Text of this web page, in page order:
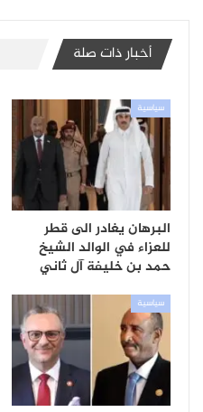
أخبار ذات صلة
سياسية
البرهان يغادر الى قطر
للعزاء في الوالد الشيخ
حمد بن خليفة آل ثاني
سياسية